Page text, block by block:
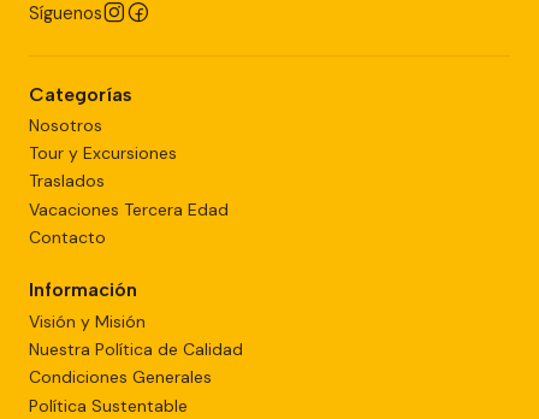
Síguenos
Categorías
Nosotros
Tour y Excursiones
Traslados
Vacaciones Tercera Edad
Contacto
Información
Visión y Misión
Nuestra Política de Calidad
Condiciones Generales
Política Sustentable